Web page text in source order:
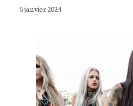
5 janvier 2024